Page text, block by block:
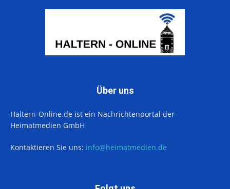
Über uns
Haltern-Online.de ist ein Nachrichtenportal der
Heimatmedien GmbH
Kontaktieren Sie uns: info@heimatmedien.de